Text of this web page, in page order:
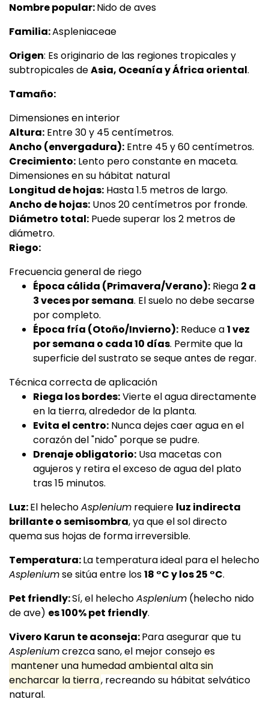
Nombre popular:Nido de aves
Familia:Aspleniaceae
Origen: Es originario de las regiones tropicales y
subtropicales deAsia, Oceanía y África oriental.
Tamaño:
Dimensiones en interior
Altura: Entre 30 y 45 centímetros.
Ancho (envergadura): Entre 45 y 60 centímetros.
Crecimiento: Lento pero constante en maceta.
Dimensiones en su hábitat natural
Longitud de hojas: Hasta 1.5 metros de largo.
Ancho de hojas: Unos 20 centímetros por fronde.
Diámetro total: Puede superar los 2 metros de
diámetro.
Riego:
Frecuencia general de riego
Época cálida (Primavera/Verano): Riega 2 a
3 veces por semana. El suelo no debe secarse
por completo.
Época fría (Otoño/Invierno): Reduce a1 vez
por semana o cada 10 días. Permite que la
superficie del sustrato se seque antes de regar.
Técnica correcta de aplicación
Riega los bordes:Vierte el agua directamente
en la tierra, alrededor de la planta.
Evita el centro: Nunca dejes caer agua en el
corazón del "nido" porque se pudre.
Drenaje obligatorio: Usa macetas con
agujeros y retira el exceso de agua del plato
tras 15 minutos.
Luz:El helechoAsplenium requiere luz indirecta
brillante o semisombra, ya que el sol directo
quema sus hojas de forma irreversible.
Temperatura:La temperatura ideal para el helecho
Aspleniumse sitúa entre los18 °C y los 25 °C.
Pet friendly:Sí, el helechoAsplenium (helecho nido
de ave) es 100% pet friendly.
Vivero Karun te aconseja:Para asegurar que tu
Aspleniumcrezca sano, el mejor consejo es
mantener una humedad ambiental alta sin
encharcar la tierra, recreando su hábitat selvático
natural.